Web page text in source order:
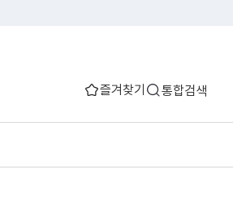
즐겨찾기 통합검색